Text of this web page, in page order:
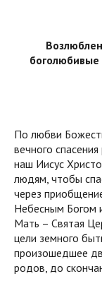
боголюбивые
По любви
вечного
наш Иисус
людям, чтобы
через
Небесным Богом
Мать – Святая
цели земного
произошедшее
родов, до